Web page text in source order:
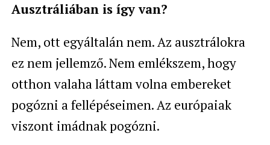
Ausztráliában is így van?
Nem, ott egyáltalán nem. Az ausztrálokra
ez nem jellemző. Nem emlékszem, hogy
otthon valaha láttam volna embereket
pogózni a fellépéseimen. Az európaiak
viszont imádnak pogózni.